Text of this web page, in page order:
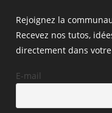
Rejoignez la
Recevez nos tutos,
directement dans
E-mail